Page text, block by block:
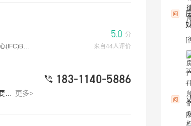
座6层
5.0 分
来自44人评价
183-1140-5886
更多>
件。
[律师回复] 可以报警。首饰属于老人遗产，在未分割前由全体继承人共有，任何人擅自拿走都涉嫌侵犯他人财产权，属于民事侵权甚至可能构成盗窃。报警后警方会调查，但家庭内部纠纷警方通常先调解，如果无法查明，你可以向法院起诉要求分割遗产，并申请法院调查或调取监控、证人证言等证据。同时，建议你仔细回忆细节，比如谁最后接触抽屉、是否有转账记录或聊天记录，必要时可委托律师发函警告。我是杭州的吴亮律师，如果仍有疑问，欢迎追问或一对一咨询。
房子是除去父母工龄
妹妹交一半房款，现
怎么分配?
[律师回复] 具体情况欢迎
丈夫离家出走算遗弃